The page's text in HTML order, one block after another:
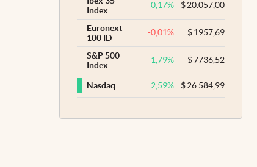
Index
0,17% $20.057,00
Euronext
100 ID
-0,01% $1957,69
S&P 500
Index
1,79% $7736,52
Nasdaq 2,59% $26.584,99